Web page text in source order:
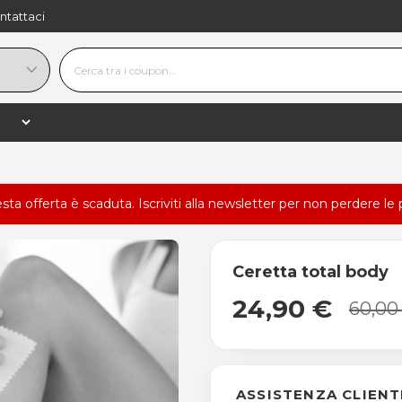
offerta è scaduta. Iscriviti alla newsletter per non perdere le
Ceretta total body
24,90 €
ASSISTENZA